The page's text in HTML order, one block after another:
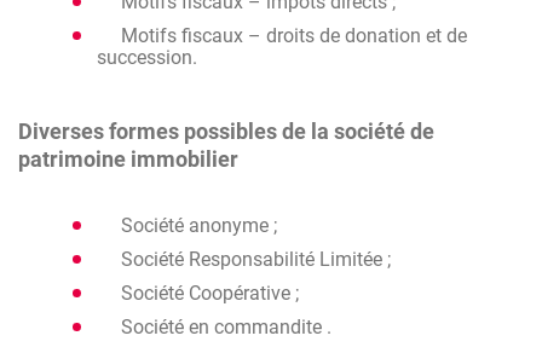
Motifs fiscaux – droits de donation et de
succession.
Diverses formes possibles de la société de
patrimoine immobilier
Société anonyme ;
Société Responsabilité Limitée ;
Société Coopérative ;
Société en commandite .